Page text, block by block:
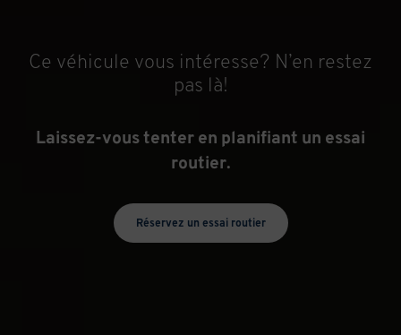
Ce véhicule vous intéresse? N’en restez
pas là!
Laissez-vous tenter en planifiant un essai
routier.
Réservez un essai routier